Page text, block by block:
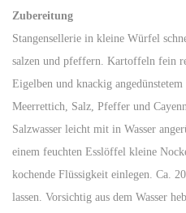
Zubereitung
Stangensellerie in kleine Würfel
salzen und pfeffern. Kartoffeln fein
Eigelben und knackig
Meerrettich, Salz, Pfeffer und
Salzwasser leicht mit in Wasser
einem feuchten Esslöffel kleine
kochende Flüssigkeit einlegen. Ca.
lassen. Vorsichtig aus dem Wasser